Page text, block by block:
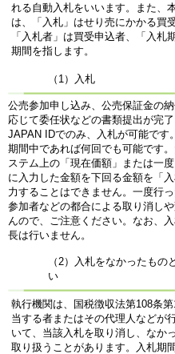
れる自動入札をいいます。また、
は、「入札」はせり売にかかる買
「入札者」は買受申込者、「入札
期間を指します。
（1）入札
公売参加申し込み、公売保証金の
応じて委任状などの書類提出が完
JAPAN IDでのみ、入札が可能です
期間中であれば何回でも可能です
ステム上の「現在価額」または一
に入力した金額を下回る金額を「
力することはできません。一度行
参加者などの都合による取り消し
んので、ご注意ください。なお、
長は行いません。
（2）入札をなかったもの
い
執行機関は、国税徴収法第108条
当する者またはその代理人などが
いて、当該入札を取り消し、なか
取り扱うことがあります。入札期